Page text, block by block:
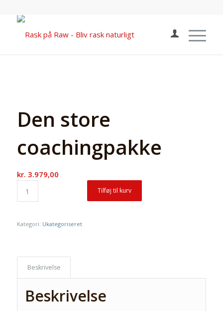
Den store
coachingpakke
kr. 3.979,00
Tilføj til kurv
Kategori: Ukategoriseret
Beskrivelse
Beskrivelse